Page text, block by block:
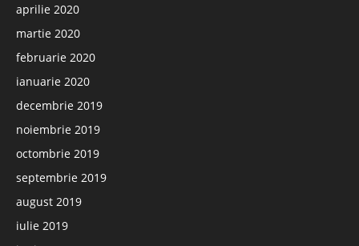
aprilie 2020
martie 2020
februarie 2020
ianuarie 2020
decembrie 2019
noiembrie 2019
octombrie 2019
septembrie 2019
august 2019
iulie 2019